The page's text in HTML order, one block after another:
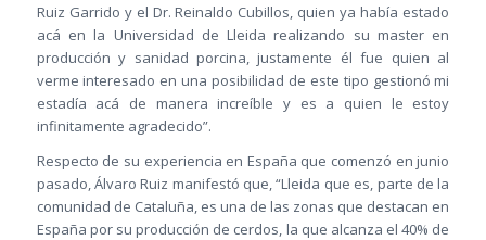
Ruiz Garrido y el Dr. Reinaldo Cubillos, quien ya había estado
acá en la Universidad de Lleida realizando su master en
producción y sanidad porcina, justamente él fue quien al
verme interesado en una posibilidad de este tipo gestionó mi
estadía acá de manera increíble y es a quien le estoy
infinitamente agradecido”.
Respecto de su experiencia en España que comenzó en junio
pasado, Álvaro Ruiz manifestó que, “Lleida que es, parte de la
comunidad de Cataluña, es una de las zonas que destacan en
España por su producción de cerdos, la que alcanza el 40% de